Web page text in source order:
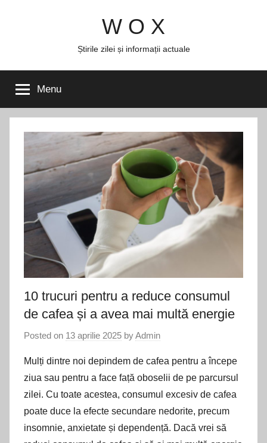
W O X
Știrile zilei și informații actuale
Menu
10 trucuri pentru a reduce consumul
de cafea și a avea mai multă energie
Posted on 13 aprilie 2025 byAdmin
Mulți dintre noi depindem de cafea pentru a începe
ziua sau pentru a face față oboselii de pe parcursul
zilei. Cu toate acestea, consumul excesiv de cafea
poate duce la efecte secundare nedorite, precum
insomnie, anxietate și dependență. Dacă vrei să